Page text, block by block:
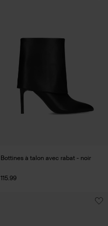
Bottines à talon avec rabat - noir
115.99